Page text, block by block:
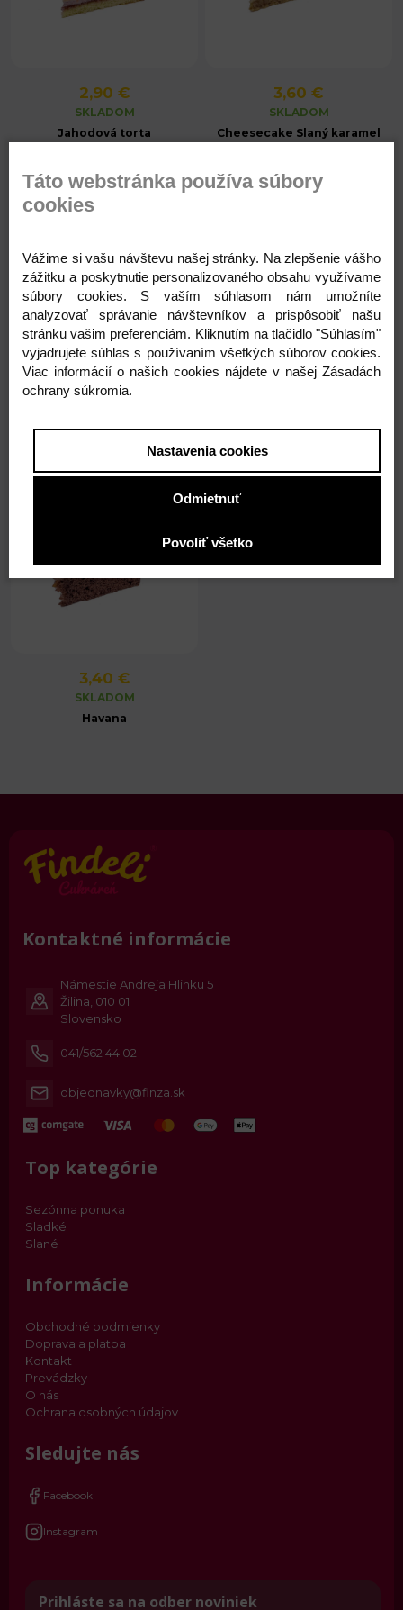
2,90 €
SKLADOM
Jahodová torta
3,60 €
SKLADOM
Cheesecake Slaný karamel
3,60 € 3,40 €
3,40 €
SKLADOM
Havana
Kontaktné informácie
Námestie Andreja Hlinku 5
Žilina, 010 01
Slovensko
041/562 44 02
objednavky@finza.sk
Top kategórie
Sezónna ponuka
Sladké
Slané
Informácie
Obchodné podmienky
Doprava a platba
Kontakt
Prevádzky
O nás
Ochrana osobných údajov
Sledujte nás
Facebook
Instagram
Prihláste sa na odber noviniek
Táto webstránka používa súbory
cookies
Vážime si vašu návštevu našej stránky. Na zlepšenie vášho
zážitku a poskytnutie personalizovaného obsahu využívame
súbory cookies. S vaším súhlasom nám umožníte
analyzovať správanie návštevníkov a prispôsobiť našu
stránku vašim preferenciám. Kliknutím na tlačidlo "Súhlasím"
vyjadrujete súhlas s používaním všetkých súborov cookies.
Viac informácií o našich cookies nájdete v našej Zásadách
ochrany súkromia.
Nastavenia cookies
Odmietnuť
Povoliť všetko